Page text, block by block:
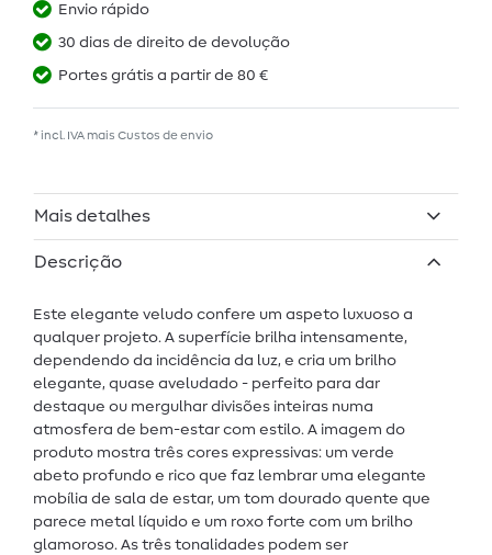
Envio rápido
30 dias de direito de devolução
Portes grátis a partir de 80 €
* incl. IVA mais Custos de envio
Mais detalhes
Descrição
Este elegante veludo confere um aspeto luxuoso a
qualquer projeto. A superfície brilha intensamente,
dependendo da incidência da luz, e cria um brilho
elegante, quase aveludado - perfeito para dar
destaque ou mergulhar divisões inteiras numa
atmosfera de bem-estar com estilo. A imagem do
produto mostra três cores expressivas: um verde
abeto profundo e rico que faz lembrar uma elegante
mobília de sala de estar, um tom dourado quente que
parece metal líquido e um roxo forte com um brilho
glamoroso. As três tonalidades podem ser